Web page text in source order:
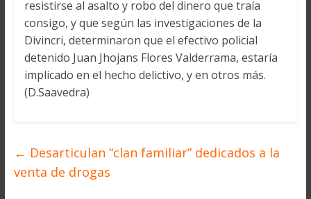
resistirse al asalto y robo del dinero que traía
consigo, y que según las investigaciones de la
Divincri, determinaron que el efectivo policial
detenido Juan Jhojans Flores Valderrama, estaría
implicado en el hecho delictivo, y en otros más.
(D.Saavedra)
← Desarticulan “clan familiar” dedicados a la
venta de drogas